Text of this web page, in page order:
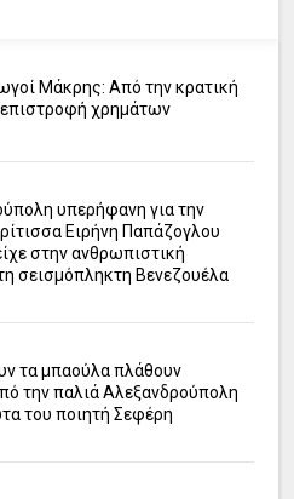
Μάκρης: Από την κρατική
χρημάτων
υπερήφανη για την
Ειρήνη Παπάζογλου
στην ανθρωπιστική
σεισμόπληκτη Βενεζουέλα
τα μπαούλα πλάθουν
την παλιά Αλεξανδρούπολη
του ποιητή Σεφέρη